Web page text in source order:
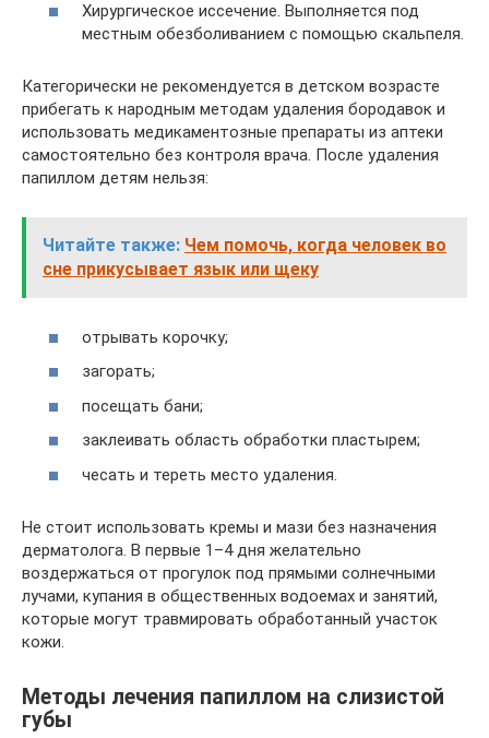
Хирургическое иссечение. Выполняется под
местным обезболиванием с помощью скальпеля.
Категорически не рекомендуется в детском возрасте
прибегать к народным методам удаления бородавок и
использовать медикаментозные препараты из аптеки
самостоятельно без контроля врача. После удаления
папиллом детям нельзя:
Читайте также: Чем помочь, когда человек во
сне прикусывает язык или щеку
отрывать корочку;
загорать;
посещать бани;
заклеивать область обработки пластырем;
чесать и тереть место удаления.
Не стоит использовать кремы и мази без назначения
дерматолога. В первые 1–4 дня желательно
воздержаться от прогулок под прямыми солнечными
лучами, купания в общественных водоемах и занятий,
которые могут травмировать обработанный участок
кожи.
Методы лечения папиллом на слизистой
губы